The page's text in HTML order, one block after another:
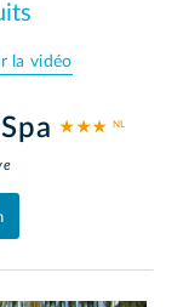
la vidéo
★ ★ ★